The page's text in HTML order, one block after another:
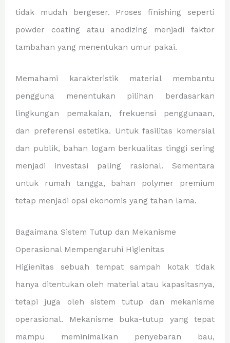
tidak mudah bergeser. Proses finishing seperti
powder coating atau anodizing menjadi faktor
tambahan yang menentukan umur pakai.
Memahami karakteristik material membantu
pengguna menentukan pilihan berdasarkan
lingkungan pemakaian, frekuensi penggunaan,
dan preferensi estetika. Untuk fasilitas komersial
dan publik, bahan logam berkualitas tinggi sering
menjadi investasi paling rasional. Sementara
untuk rumah tangga, bahan polymer premium
tetap menjadi opsi ekonomis yang tahan lama.
Bagaimana Sistem Tutup dan Mekanisme
Operasional Mempengaruhi Higienitas
Higienitas sebuah tempat sampah kotak tidak
hanya ditentukan oleh material atau kapasitasnya,
tetapi juga oleh sistem tutup dan mekanisme
operasional. Mekanisme buka-tutup yang tepat
mampu meminimalkan penyebaran bau,